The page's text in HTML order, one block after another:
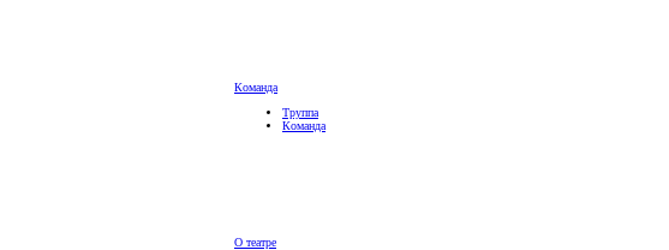
Команда
Труппа
Команда
О театре